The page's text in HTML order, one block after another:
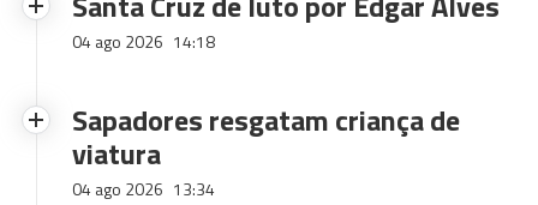
04 ago 2026 14:18
Sapadores resgatam criança de
viatura
04 ago 2026 13:34